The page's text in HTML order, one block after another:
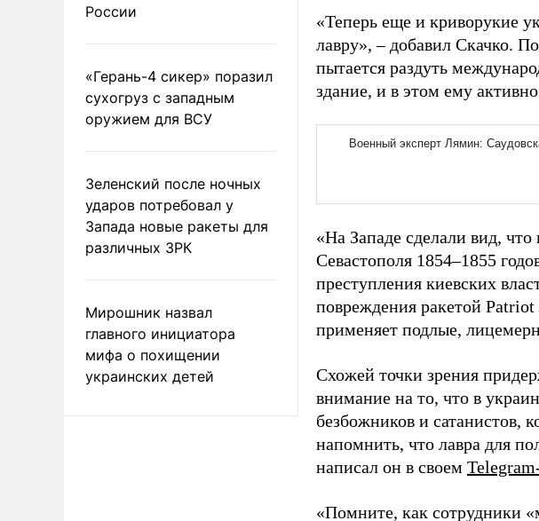
России
«Герань-4 сикер» поразил
сухогруз с западным
оружием для ВСУ
Зеленский после ночных
ударов потребовал у
Запада новые ракеты для
различных ЗРК
Мирошник назвал
главного инициатора
мифа о похищении
украинских детей
«Теперь еще и криворукие
лавру», – добавил Скачко.
пытается раздуть
здание, и в этом ему
«На Западе сделали вид,
Севастополя 1854–1855
преступления киевских
повреждения ракетой
применяет подлые,
Схожей точки зрения
внимание на то, что в
безбожников и сатанистов,
напомнить, что лавра для
написал он в своем
«Помните, как сотрудники